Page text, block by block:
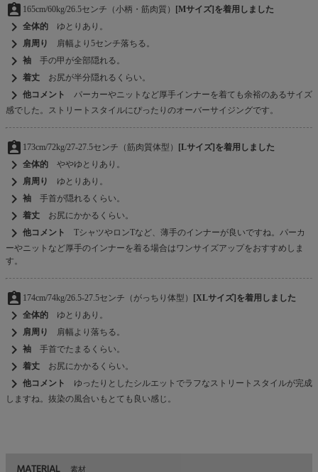
assignment_ind 165cm/60kg/26.5センチ（小柄・筋肉質） [Mサイズ]を着用しました
chevron_right 全体的 ゆとりあり。
chevron_right 肩周り 肩幅より5センチ落ちる。
chevron_right 袖 手の甲が全部隠れる。
chevron_right 着丈 お尻が半分隠れるくらい。
chevron_right 他コメント パーカーやニットなど厚手インナーを着ても余裕のあるサイズ
感でした。ストリートスタイルにぴったりのオーバーサイジングです。
assignment_ind 173cm/72kg/27-27.5センチ（筋肉質体型） [Lサイズ]を着用しました
chevron_right 全体的 ややゆとりあり。
chevron_right 肩周り ゆとりあり。
chevron_right 袖 手首が隠れるくらい。
chevron_right 着丈 お尻にかかるくらい。
chevron_right 他コメント TシャツやロンTなど、薄手のインナーが良いですね。パーカ
ーやニットなど厚手のインナーを着る場合はワンサイズアップをおすすめしま
す。
assignment_ind 174cm/74kg/26.5-27.5センチ（がっちり体型） [XLサイズ]を着用しました
chevron_right 全体的 ゆとりあり。
chevron_right 肩周り 肩幅より落ちる。
chevron_right 袖 手首でたまるくらい。
chevron_right 着丈 お尻にかかるくらい。
chevron_right 他コメント ゆったりとしたシルエットでラフなストリートスタイルが完成
しますね。抜染の風合いもとても良い感じ。
MATERIAL 素材